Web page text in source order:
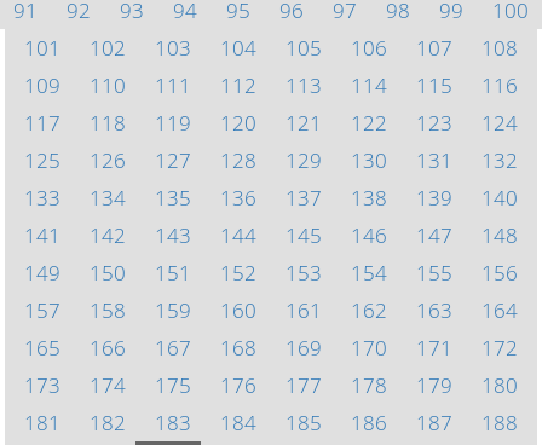
91
92 93 94 95 96 97 98 99
100
101
102 103 104 105 106 107
108
109
110 111 112 113 114 115
116
117
118 119 120 121 122 123
124
125
126 127 128 129 130 131
132
133
134 135 136 137 138 139
140
141
142 143 144 145 146 147
148
149
150 151 152 153 154 155
156
157
158 159 160 161 162 163
164
165
166 167 168 169 170 171
172
173
174 175 176 177 178 179
180
181
182 183 184 185 186 187
188